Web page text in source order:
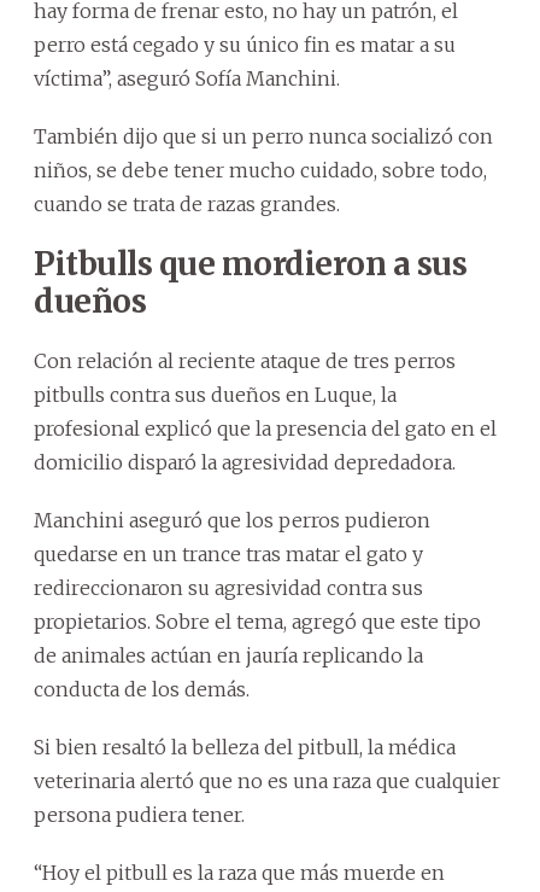
hay forma de frenar esto, no hay un patrón, el
perro está cegado y su único fin es matar a su
víctima”, aseguró Sofía Manchini.
También dijo que si un perro nunca socializó con
niños, se debe tener mucho cuidado, sobre todo,
cuando se trata de razas grandes.
Pitbulls que mordieron a sus
dueños
Con relación al reciente ataque de tres perros
pitbulls contra sus dueños en Luque, la
profesional explicó que la presencia del gato en el
domicilio disparó la agresividad depredadora.
Manchini aseguró que los perros pudieron
quedarse en un trance tras matar el gato y
redireccionaron su agresividad contra sus
propietarios. Sobre el tema, agregó que este tipo
de animales actúan en jauría replicando la
conducta de los demás.
Si bien resaltó la belleza del pitbull, la médica
veterinaria alertó que no es una raza que cualquier
persona pudiera tener.
“Hoy el pitbull es la raza que más muerde en